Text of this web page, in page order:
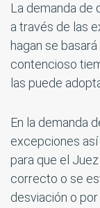
La demanda de
a través de las
hagan se basará
contencioso
las puede
En la demanda
excepciones
para que el
correcto o se
desviación o por